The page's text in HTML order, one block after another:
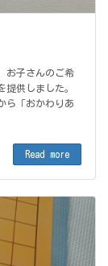
お子さんのご希
供しました。
ら「おかわりあ
Read more